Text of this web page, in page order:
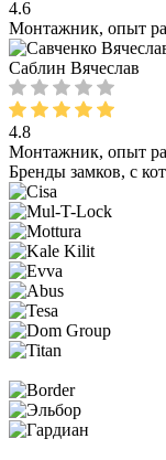
4.6
Монтажник, опыт
Саблин Вячеслав
4.8
Монтажник, опыт
Бренды замков, с